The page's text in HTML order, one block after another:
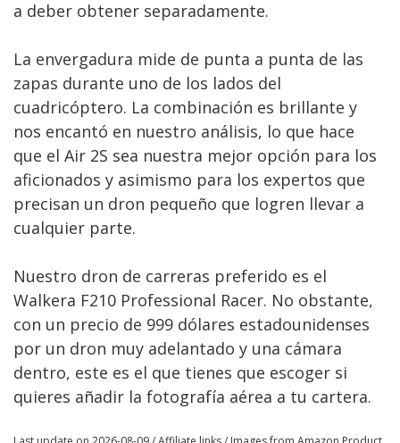
a deber obtener separadamente.
La envergadura mide de punta a punta de las
zapas durante uno de los lados del
cuadricóptero. La combinación es brillante y
nos encantó en nuestro análisis, lo que hace
que el Air 2S sea nuestra mejor opción para los
aficionados y asimismo para los expertos que
precisan un dron pequeño que logren llevar a
cualquier parte.
Nuestro dron de carreras preferido es el
Walkera F210 Professional Racer. No obstante,
con un precio de 999 dólares estadounidenses
por un dron muy adelantado y una cámara
dentro, este es el que tienes que escoger si
quieres añadir la fotografía aérea a tu cartera.